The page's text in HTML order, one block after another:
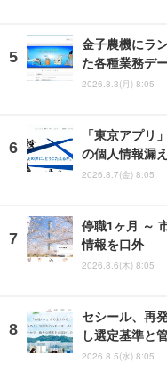
金子農機にラ
た各種業務デ
2026.8.3(月) 8:05
「東京アプリ
の個人情報漏
2026.8.7(金) 8:05
停職1ヶ月 ～
情報を口外
2026.8.6(木) 8:05
セシール、再
し選定基準と
2026.8.5(水) 8:05